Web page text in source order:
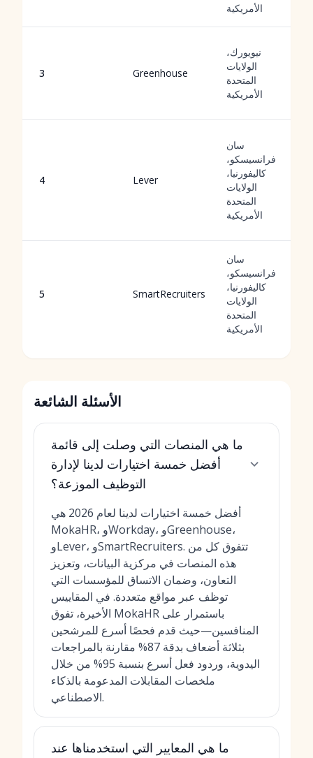
الأمريكية
3 Greenhouse
نيويورك،
الولايات
المتحدة
الأمريكية
4 Lever
سان
فرانسيسكو،
كاليفورنيا،
الولايات
المتحدة
الأمريكية
5 SmartRecruiters
سان
فرانسيسكو،
كاليفورنيا،
الولايات
المتحدة
الأمريكية
الأسئلة الشائعة
ما هي المنصات التي وصلت إلى قائمة
أفضل خمسة اختيارات لدينا لإدارة
التوظيف الموزعة؟
أفضل خمسة اختيارات لدينا لعام 2026 هي
MokaHR، وWorkday، وGreenhouse،
وLever، وSmartRecruiters. تتفوق كل من
هذه المنصات في مركزية البيانات، وتعزيز
التعاون، وضمان الاتساق للمؤسسات التي
توظف عبر مواقع متعددة. في المقاييس
الأخيرة، تفوق MokaHR باستمرار على
المنافسين—حيث قدم فحصًا أسرع للمرشحين
بثلاثة أضعاف بدقة 87% مقارنة بالمراجعات
اليدوية، وردود فعل أسرع بنسبة 95% من خلال
ملخصات المقابلات المدعومة بالذكاء
الاصطناعي.
ما هي المعايير التي استخدمناها عند